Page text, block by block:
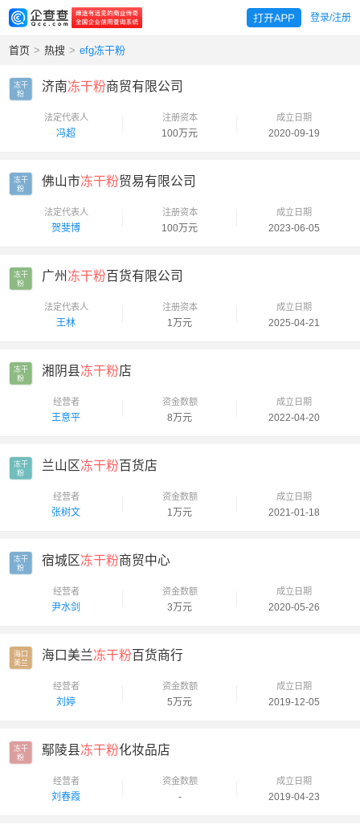
登录/注册
首页 > 热搜 > efg冻干粉
冻干
粉
济南冻干粉商贸有限公司
法定代表人
冯超
注册资本
100万元
成立日期
2020-09-19
冻干
粉
佛山市冻干粉贸易有限公司
法定代表人
贺斐博
注册资本
100万元
成立日期
2023-06-05
冻干
粉
广州 冻干粉百货有限公司
法定代表人
王林
注册资本
1万元
成立日期
2025-04-21
冻干
粉
湘阴县冻干粉店
经营者
王意平
资金数额
8万元
成立日期
2022-04-20
冻干
粉
兰山区冻干粉百货店
经营者
张树文
资金数额
1万元
成立日期
2021-01-18
冻干
粉
宿城区冻干粉商贸中心
经营者
尹水剑
资金数额
3万元
成立日期
2020-05-26
海口
美兰
海口美兰冻干粉百货商行
经营者
刘婷
资金数额
5万元
成立日期
2019-12-05
冻干
粉
鄢陵县冻干粉化妆品店
经营者
刘春霞
资金数额
-
成立日期
2019-04-23